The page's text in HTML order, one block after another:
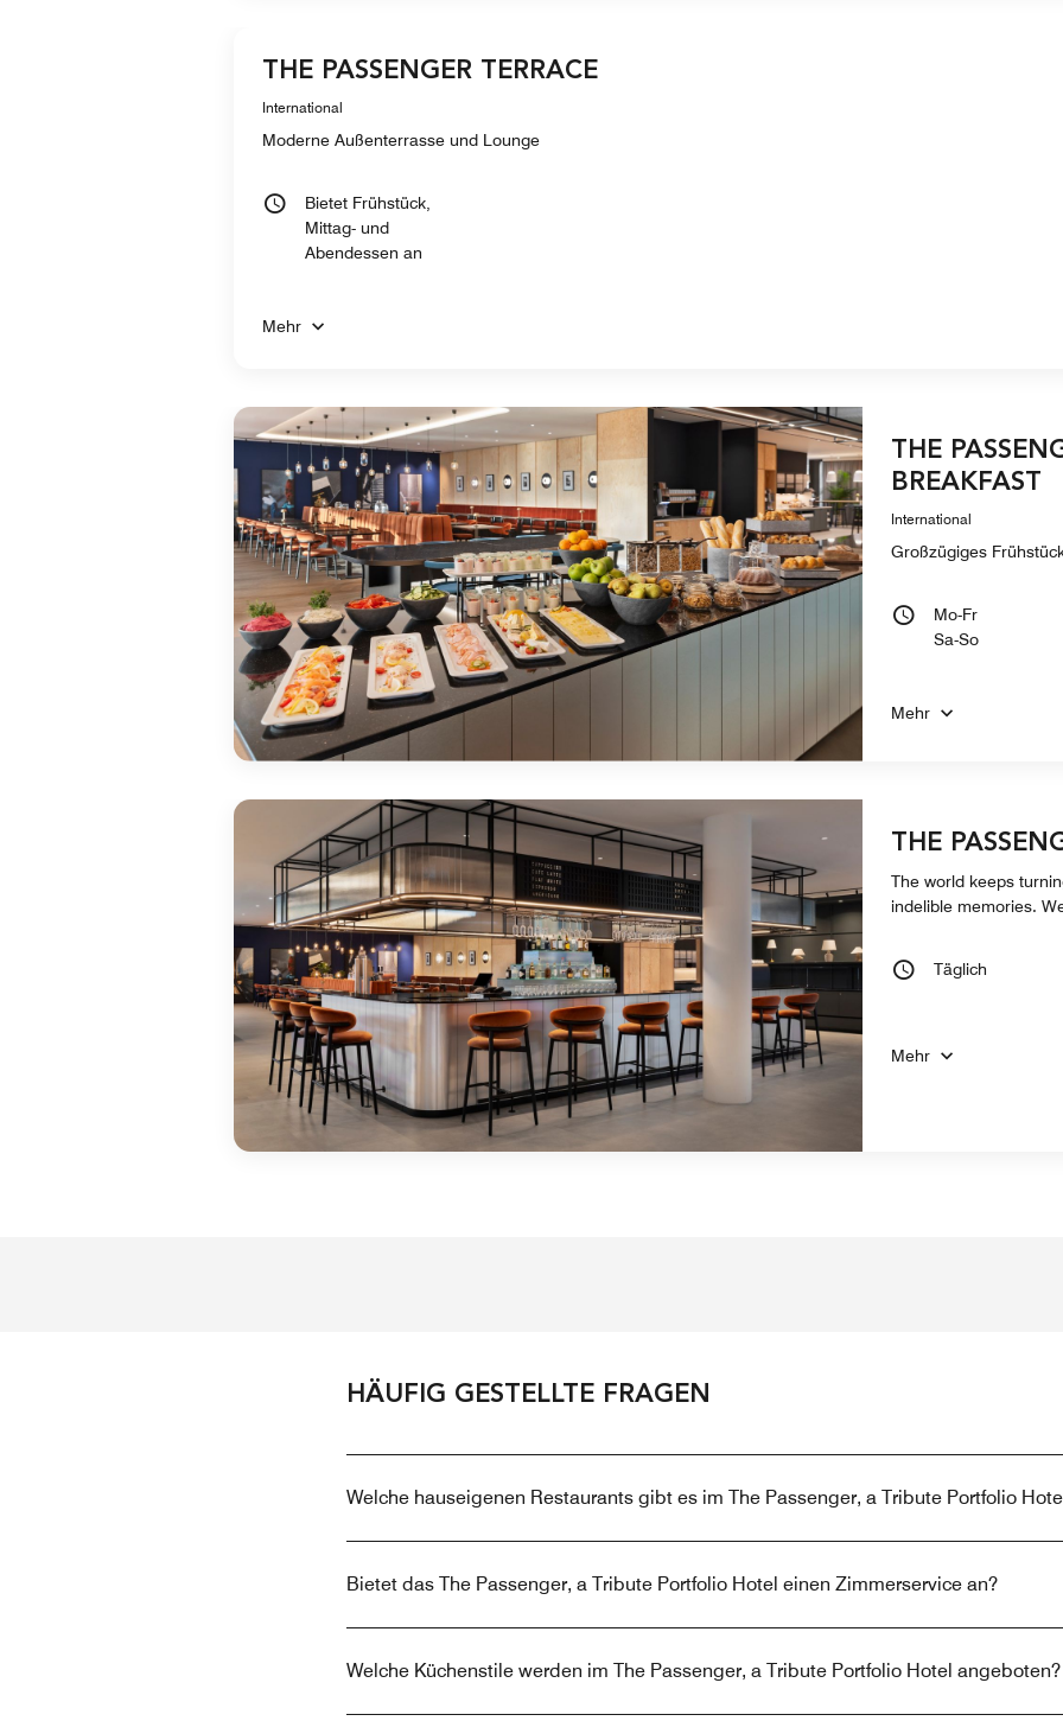
THE PASSENGER TERRACE
International
Moderne Außenterrasse und Lounge
Bietet Frühstück,
Mittag- und
Abendessen an
Mehr
THE
BREAKFAST
International
Großzügiges
Mo-Fr
Sa-So
Mehr
THE
The world keeps
indelible memories.
Täglich
Mehr
HÄUFIG GESTELLTE FRAGEN
Welche hauseigenen Restaurants gibt es im The Passenger, a Tribute Portfolio
Bietet das The Passenger, a Tribute Portfolio Hotel einen Zimmerservice an?
Welche Küchenstile werden im The Passenger, a Tribute Portfolio Hotel angeboten?